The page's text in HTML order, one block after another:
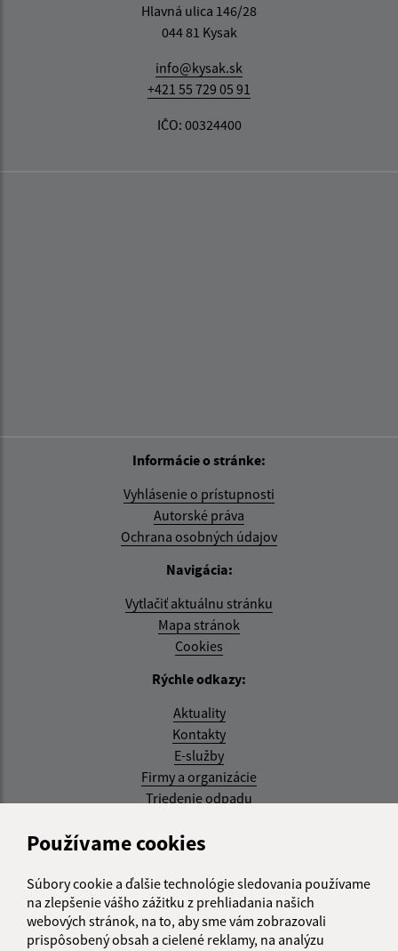
Používame cookies
Súbory cookie a ďalšie technológie sledovania používame
na zlepšenie vášho zážitku z prehliadania našich
webových stránok, na to, aby sme vám zobrazovali
prispôsobený obsah a cielené reklamy, na analýzu
Hlavná ulica 146/28
044 81 Kysak
info@kysak.sk
+421 55 729 05 91
IČO: 00324400
Informácie o stránke:
Vyhlásenie o prístupnosti
Autorské práva
Ochrana osobných údajov
Navigácia:
Vytlačiť aktuálnu stránku
Mapa stránok
Cookies
Rýchle odkazy:
Aktuality
Kontakty
E-služby
Firmy a organizácie
Triedenie odpadu
Aktualizované:
RSS
Správca obsahu: